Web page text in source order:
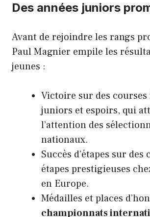
Des années juniors
Avant de rejoindre les rangs
Paul Magnier empile les
jeunes :
Victoire sur des courses
juniors et espoirs, qui
l’attention des
nationaux.
Succès d’étapes sur des
étapes prestigieuses
en Europe.
Médailles et places
championnats